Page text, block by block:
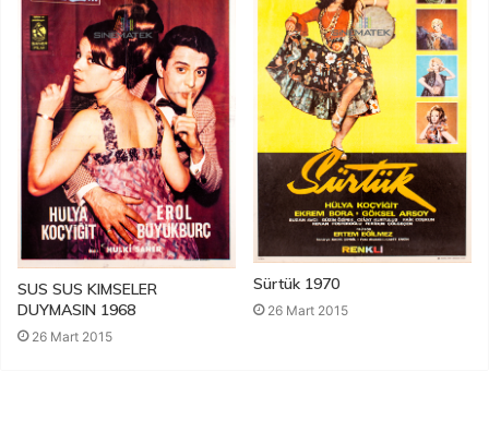
SUS SUS KIMSELER
DUYMASIN 1968
26 Mart 2015
Sürtük 1970
26 Mart 2015